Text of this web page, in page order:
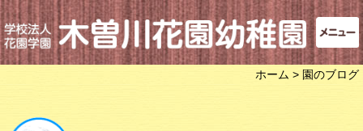
ホーム > 園のブログ